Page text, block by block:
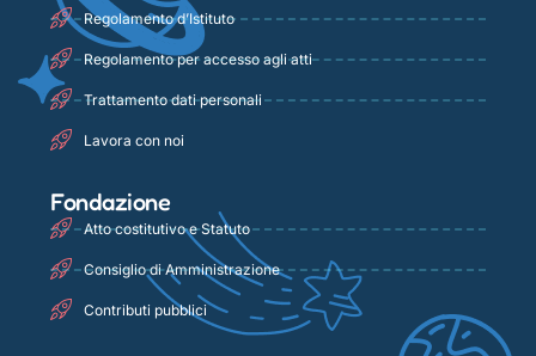
Regolamento d’Istituto
Regolamento per accesso agli atti
Trattamento dati personali
Lavora con noi
Fondazione
Atto costitutivo e Statuto
Consiglio di Amministrazione
Contributi pubblici